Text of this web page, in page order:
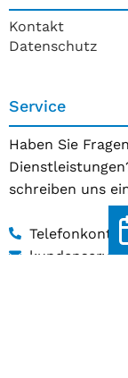
Kontakt
Datenschutz
Service
Haben Sie
schreiben uns